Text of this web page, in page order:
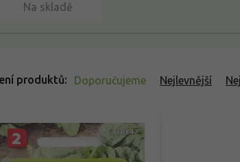
produktů Doporučujeme Nejlevnější
Na skladě